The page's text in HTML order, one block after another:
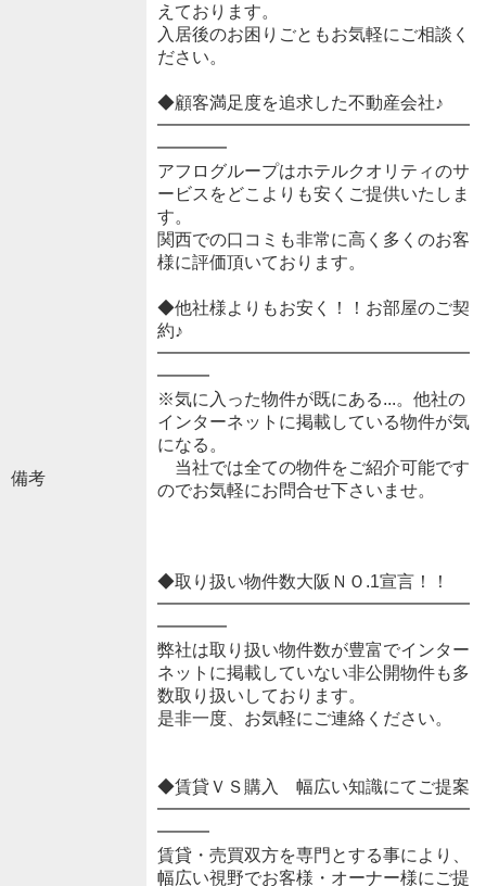
備考
えております。
入居後のお困りごともお気軽にご相談く
ださい。
◆顧客満足度を追求した不動産会社♪
━━━━━━━━━━━━━━━━━━
━━━━
アフログループはホテルクオリティのサ
ービスをどこよりも安くご提供いたしま
す。
関西での口コミも非常に高く多くのお客
様に評価頂いております。
◆他社様よりもお安く！！お部屋のご契
約♪
━━━━━━━━━━━━━━━━━━
━━━
※気に入った物件が既にある...。他社の
インターネットに掲載している物件が気
になる。
当社では全ての物件をご紹介可能です
のでお気軽にお問合せ下さいませ。
◆取り扱い物件数大阪ＮＯ.1宣言！！
━━━━━━━━━━━━━━━━━━
━━━━
弊社は取り扱い物件数が豊富でインター
ネットに掲載していない非公開物件も多
数取り扱いしております。
是非一度、お気軽にご連絡ください。
◆賃貸ＶＳ購入 幅広い知識にてご提案
━━━━━━━━━━━━━━━━━━
━━━
賃貸・売買双方を専門とする事により、
幅広い視野でお客様・オーナー様にご提